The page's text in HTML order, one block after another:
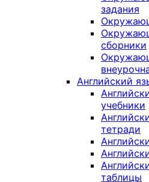
задания
сборники
Английский
учебники
тетради
таблицы